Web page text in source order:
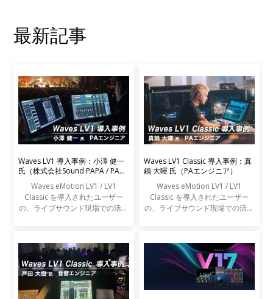
最新記事
Waves LV1 導入事例：小澤 健一
氏（株式会社Sound PAPA / PAエ
Waves eMotion LV1 / LV1
Classic を導入されたユーザー
の、ライブサウンド現場での活用
Waves LV1 Classic 導入事例：真
鍋 大暉 氏（PAエンジニア）
Waves eMotion LV1 / LV1
Classic を導入されたユーザー
の、ライブサウンド現場での活用